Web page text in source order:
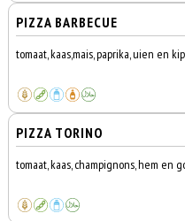
PIZZA BARBECUE
tomaat, kaas,mais, paprika, uien en
PIZZA TORINO
tomaat, kaas, champignons, hem en